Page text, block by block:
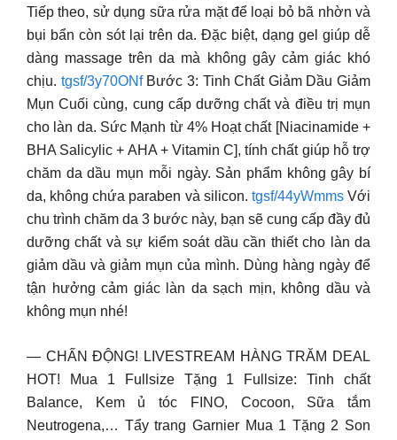
Tiếp theo, sử dụng sữa rửa mặt để loại bỏ bã nhờn và
bụi bẩn còn sót lại trên da. Đặc biệt, dạng gel giúp dễ
dàng massage trên da mà không gây cảm giác khó
chịu. tgsf/3y70ONfBước 3: Tinh Chất Giảm Dầu Giảm
Mụn Cuối cùng, cung cấp dưỡng chất và điều trị mụn
cho làn da. Sức Mạnh từ 4% Hoạt chất [Niacinamide +
BHA Salicylic + AHA + Vitamin C], tính chất giúp hỗ trợ
chăm da dầu mụn mỗi ngày. Sản phẩm không gây bí
da, không chứa paraben và silicon. tgsf/44yWmmsVới
chu trình chăm da 3 bước này, bạn sẽ cung cấp đầy đủ
dưỡng chất và sự kiểm soát dầu cần thiết cho làn da
giảm dầu và giảm mụn của mình. Dùng hàng ngày để
tận hưởng cảm giác làn da sạch mịn, không dầu và
không mụn nhé!
— CHẤN ĐỘNG! LIVESTREAM HÀNG TRĂM DEAL
HOT! Mua 1 Fullsize Tặng 1 Fullsize: Tinh chất
Balance, Kem ủ tóc FINO, Cocoon, Sữa tắm
Neutrogena,… Tẩy trang Garnier Mua 1 Tặng 2 Son